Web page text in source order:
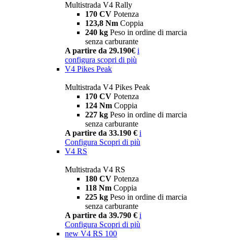
Multistrada V4 Rally
170 CV Potenza
123,8 Nm Coppia
240 kg Peso in ordine di marcia
senza carburante
A partire da 29.190€ i
configura scopri di più
V4 Pikes Peak
Multistrada V4 Pikes Peak
170 CV Potenza
124 Nm Coppia
227 kg Peso in ordine di marcia
senza carburante
A partire da 33.190 € i
Configura Scopri di più
V4 RS
Multistrada V4 RS
180 CV Potenza
118 Nm Coppia
225 kg Peso in ordine di marcia
senza carburante
A partire da 39.790 € i
Configura Scopri di più
new V4 RS 100